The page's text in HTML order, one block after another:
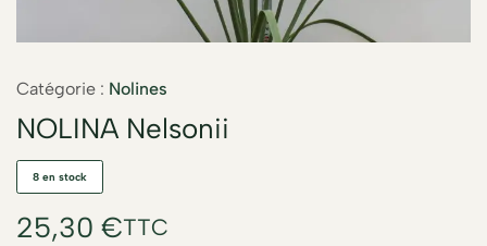
Catégorie : Nolines
NOLINA Nelsonii
8 en stock
25,30 €TTC